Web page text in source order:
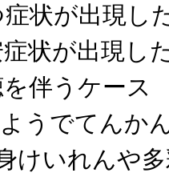
状が出現し
状が出現し
伴うケース
うでてんか
けいれんや